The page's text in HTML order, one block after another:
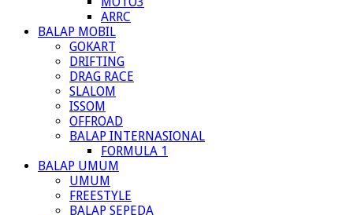
ARRC
BALAP MOBIL
GOKART
DRIFTING
DRAG RACE
SLALOM
ISSOM
OFFROAD
BALAP INTERNASIONAL
FORMULA 1
BALAP UMUM
UMUM
FREESTYLE
BALAP SEPEDA